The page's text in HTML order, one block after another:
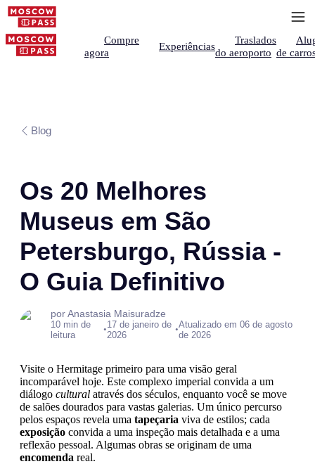
Compre
agora
Experiências
Traslados
do aeroporto de
Blog
Os 20 Melhores
Museus em São
Petersburgo, Rússia -
O Guia Definitivo
por Anastasia Maisuradze
10 min de
leitura
•17 de janeiro de
2026
•Atualizado em 06 de agosto
de 2026
Visite o Hermitage primeiro para uma visão geral
incomparável hoje. Este complexo imperial convida a um
diálogo cultural através dos séculos, enquanto você se move
de salões dourados para vastas galerias. Um único percurso
pelos espaços revela uma tapeçaria viva de estilos; cada
exposição convida a uma inspeção mais detalhada e a uma
reflexão pessoal. Algumas obras se originam de uma
encomenda real.